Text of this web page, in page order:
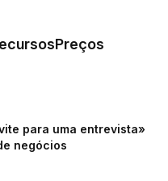
Preços
para uma entrevista»
negócios